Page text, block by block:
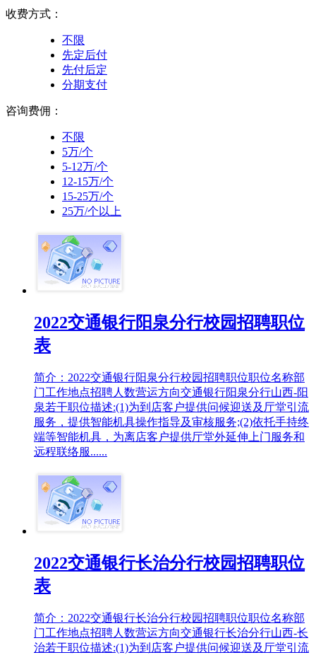
收费方式：
不限
先定后付
先付后定
分期支付
咨询费佣：
不限
5万/个
5-12万/个
12-15万/个
15-25万/个
25万/个以上
2022交通银行阳泉分行校园招聘职位
表
简介：2022交通银行阳泉分行校园招聘职位职位名称部
门工作地点招聘人数营运方向交通银行阳泉分行山西-阳
泉若干职位描述:(1)为到店客户提供问候迎送及厅堂引流
服务，提供智能机具操作指导及审核服务;(2)依托手持终
端等智能机具，为离店客户提供厅堂外延伸上门服务和
远程联络服......
2022交通银行长治分行校园招聘职位
表
简介：2022交通银行长治分行校园招聘职位职位名称部
门工作地点招聘人数营运方向交通银行长治分行山西-长
治若干职位描述:(1)为到店客户提供问候迎送及厅堂引流